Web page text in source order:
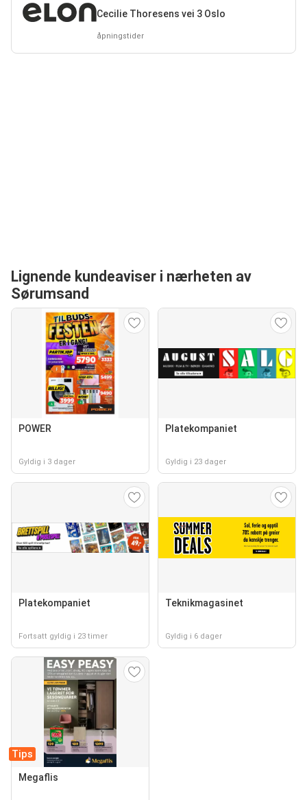
Cecilie Thoresens vei 3 Oslo
åpningstider
Lignende kundeaviser i nærheten av
Sørumsand
POWER
Gyldig i 3 dager
Platekompaniet
Gyldig i 23 dager
Platekompaniet
Fortsatt gyldig i 23 timer
Teknikmagasinet
Gyldig i 6 dager
Tips
Megaflis